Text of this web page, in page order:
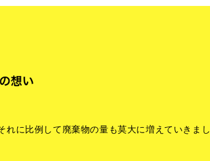
に比例して廃棄物の量も莫大に増えていきまし